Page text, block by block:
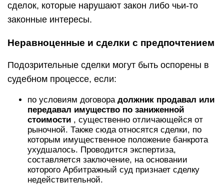
сделок, которые нарушают закон либо чьи-то
законные интересы.
Неравноценные и сделки с предпочтением
Подозрительные сделки могут быть оспорены в
судебном процессе, если:
по условиям договора должник продавал или
передавал имущество по заниженной
стоимости , существенно отличающейся от
рыночной. Также сюда относятся сделки, по
которым имущественное положение банкрота
ухудшалось. Проводится экспертиза,
составляется заключение, на основании
которого Арбитражный суд признает сделку
недействительной.